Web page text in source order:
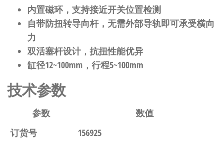
内置磁环，支持接近开关位置检测
自带防扭转导向杆，无需外部导轨即可承受横向
力
双活塞杆设计，抗扭性能优异
缸径12~100mm，行程5~100mm
技术参数
参数
数值
订货号
156925